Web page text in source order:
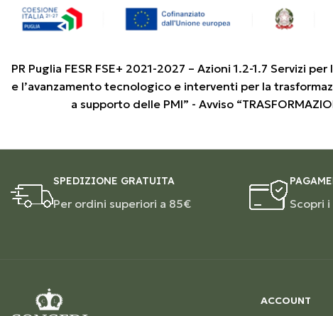
PR Puglia FESR FSE+ 2021-2027 – Azioni 1.2-1.7 Servizi per
e l’avanzamento tecnologico e interventi per la
a supporto delle PMI” - Avviso
SPEDIZIONE GRATUITA
Per ordini superiori a 85€ Scopri
ACCOUNT